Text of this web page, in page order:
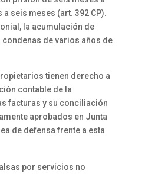
seis meses (art. 392 CP).
la acumulación de
condenas de varios años de
tienen derecho a
contable de la
facturas y su conciliación
aprobados en Junta
de defensa frente a esta
por servicios no